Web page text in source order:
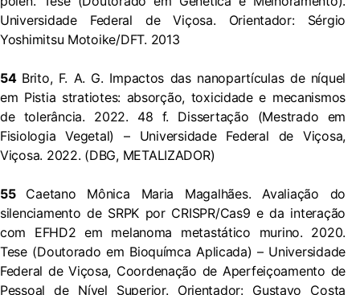
Universidade Federal de Viçosa. Orientador: Sérgio
Yoshimitsu Motoike/DFT. 2013
54 Brito, F. A. G. Impactos das nanopartículas de níquel
em Pistia stratiotes: absorção, toxicidade e mecanismos
de tolerância. 2022. 48 f. Dissertação (Mestrado em
Fisiologia Vegetal) – Universidade Federal de Viçosa,
Viçosa. 2022. (DBG, METALIZADOR)
55 Caetano Mônica Maria Magalhães. Avaliação do
silenciamento de SRPK por CRISPR/Cas9 e da interação
com EFHD2 em melanoma metastático murino. 2020.
Tese (Doutorado em Bioquímca Aplicada) – Universidade
Federal de Viçosa, Coordenação de Aperfeiçoamento de
Pessoal de Nível Superior. Orientador: Gustavo Costa